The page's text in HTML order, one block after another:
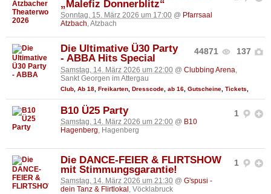
„Malefiz Donnerblitz“
Sonntag, 15. März 2026 um 17:00 @ Pfarrsaal
Atzbach, Atzbach
44871 137
Die Ultimative Ü30 Party
- ABBA Hits Special
Samstag, 14. März 2026 um 22:00 @ Clubbing Arena
Sankt Georgen im Attergau
Club Ab 18 Freikarten Dresscode ab 16 Gutscheine Tickets
1
B10 Ü25 Party
Samstag, 14. März 2026 um 22:00 @ B10
Hagenberg, Hagenberg
1
Die DANCE-FEIER & FLIRTSHOW
mit Stimmungsgarantie!
Samstag, 14. März 2026 um 21:30 @ G'spusi -
dein Tanz & Flirtlokal , Vöcklabruck